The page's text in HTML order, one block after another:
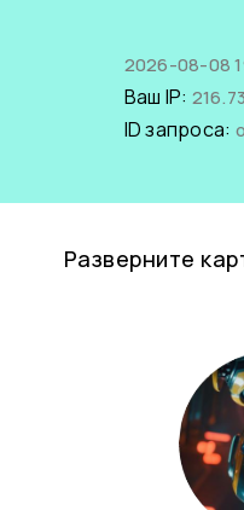
2026-08-08
Ваш IP:
ID запроса:
Разверните